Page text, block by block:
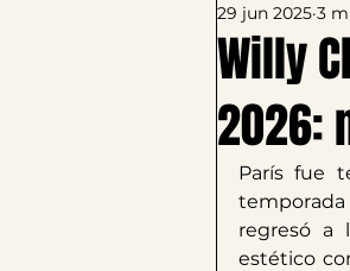
Willy
2026:
29 jun 2025 3
París fue
regresó a
estético